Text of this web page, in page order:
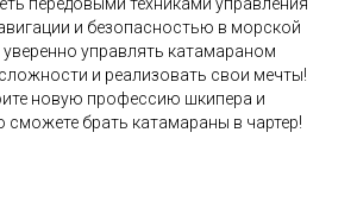
передовыми техниками управления
и безопасностью в морской
уверенно управлять катамараном
и реализовать свои мечты!
новую профессию шкипера и
сможете брать катамараны в чартер!